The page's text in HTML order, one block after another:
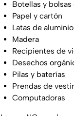
Botellas y
Papel y cartón
Latas de aluminio
Madera
Recipientes de
Desechos
Pilas y baterías
Prendas de vestir
Computadoras